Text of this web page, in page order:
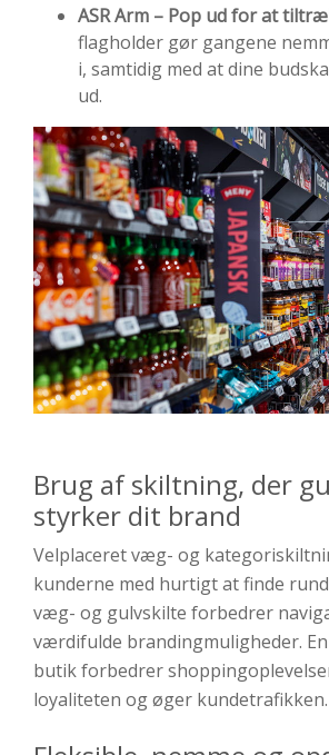
ASR Arm – Pop ud for at
flagholder gør gangene
i, samtidig med at dine
ud.
Brug af skiltning, der
styrker dit brand
Velplaceret væg- og
kunderne med hurtigt at finde
væg- og gulvskilte forbedrer
værdifulde brandingmuligheder.
butik forbedrer
loyaliteten og øger kundetrafikken.